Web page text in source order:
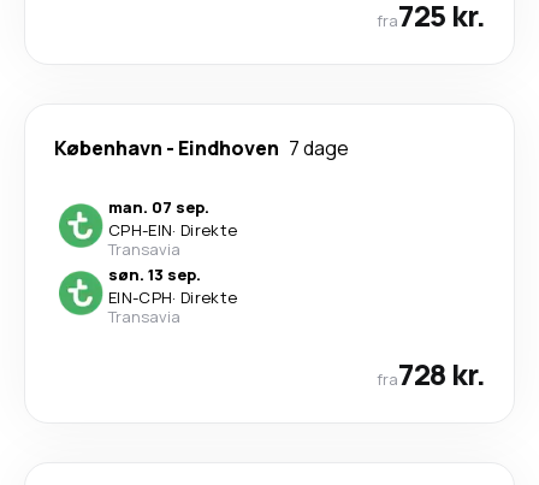
fra725 kr.
København - Eindhoven 7 dage
man. 07 sep.
CPH-EIN· Direkte
Transavia
søn. 13 sep.
EIN-CPH· Direkte
Transavia
fra728 kr.